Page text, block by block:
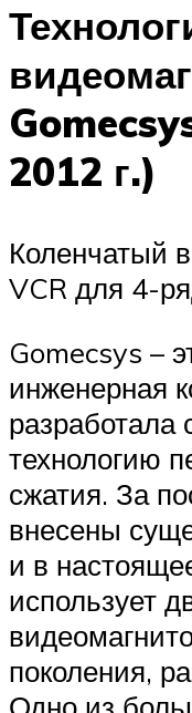
2012 г.)
Коленчатый
VCR для 4-
Gomecsys –
инженерная
разработала
технологию
сжатия. За
внесены
и в
использует
поколения,